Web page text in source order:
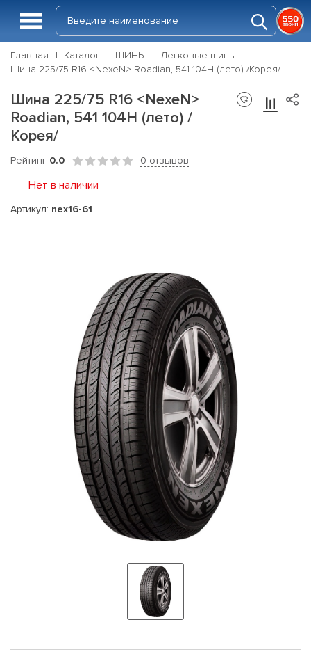
Главная Каталог ШИНЫ
Легковые шины
Шина 225/75 R16 <NexeN> Roadian, 541 104H (лето) /Корея/
Шина 225/75 R16 <NexeN>
Roadian, 541 104H (лето) /
Корея/
Рейтинг 0.0 0 отзывов
Нет в наличии
Артикул: nex16-61